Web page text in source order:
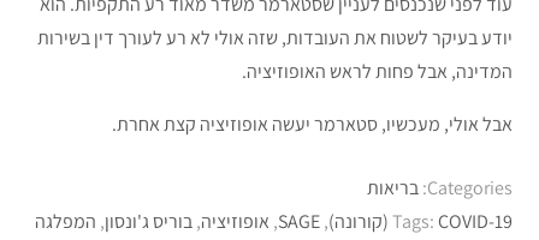
יודע בעיקר לשטוח את העובדות, שזה אולי לא רע לעורך דין בשירות
המדינה, אבל פחות לראש האופוזיציה.
אבל אולי, מעכשיו, סטארמר יעשה אופוזיציה קצת אחרת.
Categories: בריאות
Tags:COVID-19 (קורונה) ,
SAGE
, אופוזיציה,בוריס ג'ונסון, המפלגה